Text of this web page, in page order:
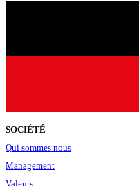
SOCIÉTÉ
Qui sommes nous
Management
Valeurs